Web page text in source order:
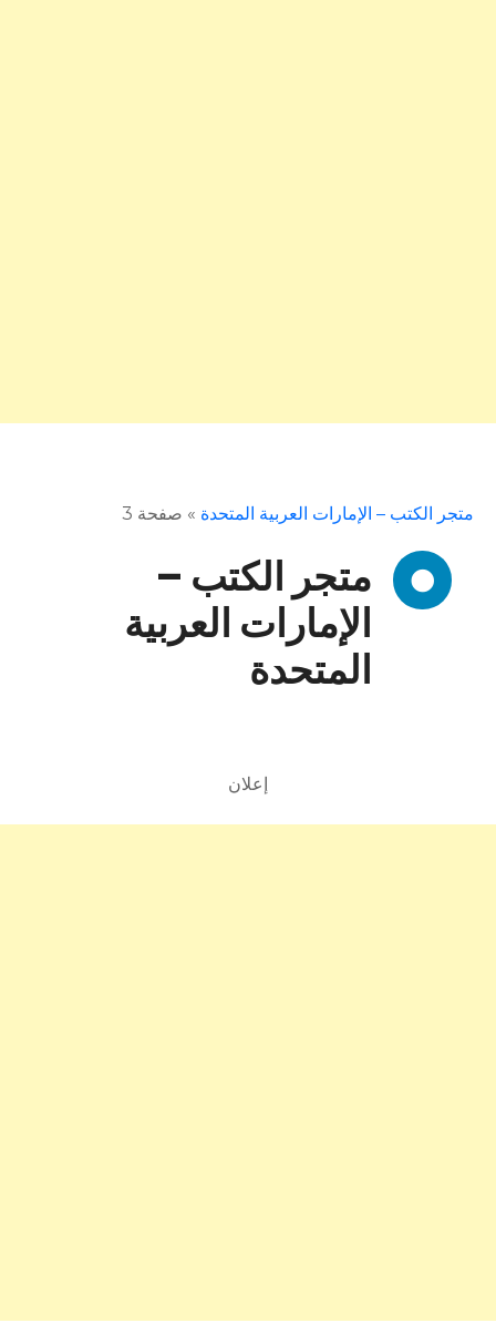
متجر الكتب – الإمارات العربية المتحدة » صفحة 3
متجر الكتب –
الإمارات العربية
المتحدة
إعلان